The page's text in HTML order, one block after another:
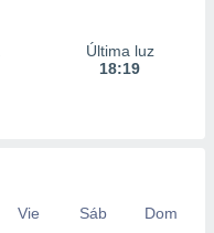
Última luz
18:19
Vie Sáb
Dom